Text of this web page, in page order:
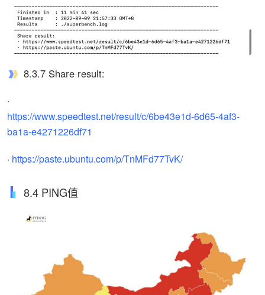
8.3.7 Share result:
·
https://www.speedtest.net/result/c/6be43e1d-6d65-4af3-
ba1a-e4271226df71
· https://paste.ubuntu.com/p/TnMFd77TvK/
8.4 PING值